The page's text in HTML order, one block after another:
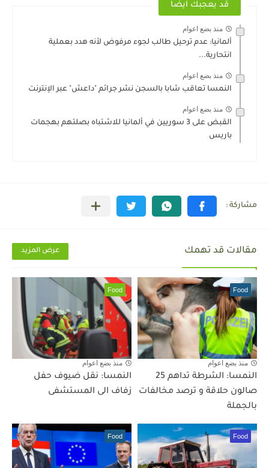
قد يعجبك ايضا
منذ بضع اعوام
ألمانيا: عدم ترحيل طالب لجوء مرفوض لأنه هدد بعملية
انتحارية...
منذ بضع اعوام
النمسا تعاقب شابا بالسجن نشر جرائم "داعش" عبر الإنترنت
منذ بضع اعوام
القبض على 3 سوريين في ألمانيا للاشتباه بصلتهم بهجمات
باريس
مقالات قد تهمك عرض المزيد
Food
منذ بضع اعوام
النمسا: الشرطة تداهم 25
صالون حلاقة و ترصد مخالفات
بالجملة
Food
منذ بضع اعوام
النمسا: نقل ضيوف حفل
زفاف الى المستشفى
Food
Food